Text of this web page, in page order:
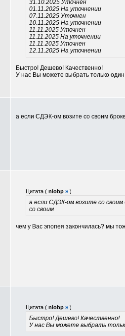
31.10.2025 Уточнен
01.11.2025 На уточнении
07.11.2025 Уточнен
10.11.2025 На уточнении
11.11.2025 Уточнен
11.11.2025 На уточнении
11.11.2025 Уточнен
12.11.2025 На уточнении
Быстро! Дешево! Качественно!
У нас Вы можете выбрать только
а если СДЭК-ом возите со своим
Цитата ( nlobp » )
а если СДЭК-ом возите со
со своим
чем у Вас эпопея закончилась? мы
Цитата ( nlobp » )
Быстро! Дешево! Качественно!
У нас Вы можете выбрать